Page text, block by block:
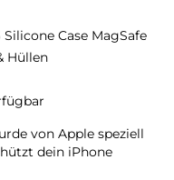
Silicone Case MagSafe
Hüllen
von Apple speziell
dein iPhone